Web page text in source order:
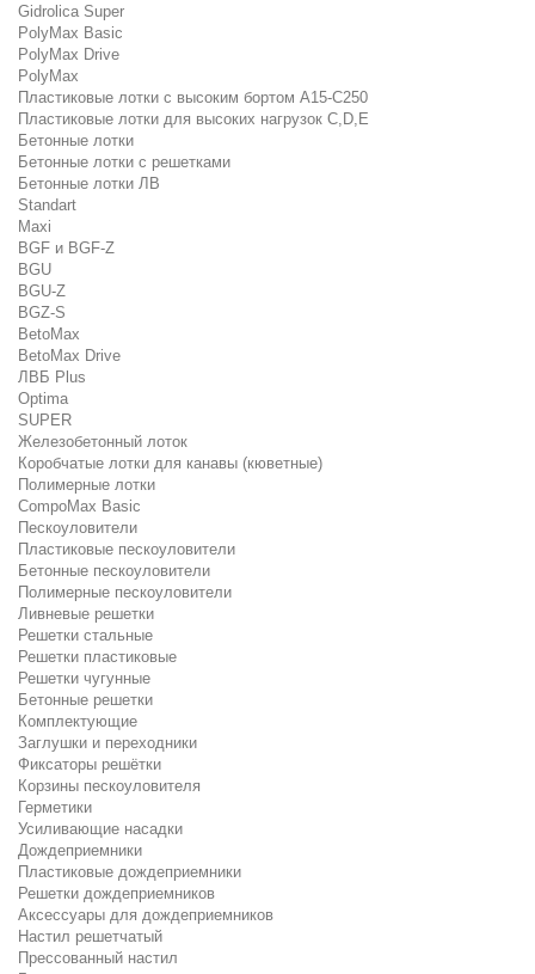
Gidrolica Super
PolyMax Basic
PolyMax Drive
PolyMax
Пластиковые лотки с высоким бортом А15-C250
Пластиковые лотки для высоких нагрузок C,D,E
Бетонные лотки
Бетонные лотки с решетками
Бетонные лотки ЛВ
Standart
Maxi
BGF и BGF-Z
BGU
BGU-Z
BGZ-S
BetoMax
BetoMax Drive
ЛВБ Plus
Optima
SUPER
Железобетонный лоток
Коробчатые лотки для канавы (кюветные)
Полимерные лотки
CompoMax Basic
Пескоуловители
Пластиковые пескоуловители
Бетонные пескоуловители
Полимерные пескоуловители
Ливневые решетки
Решетки стальные
Решетки пластиковые
Решетки чугунные
Бетонные решетки
Комплектующие
Заглушки и переходники
Фиксаторы решётки
Корзины пескоуловителя
Герметики
Усиливающие насадки
Дождеприемники
Пластиковые дождеприемники
Решетки дождеприемников
Аксессуары для дождеприемников
Настил решетчатый
Прессованный настил